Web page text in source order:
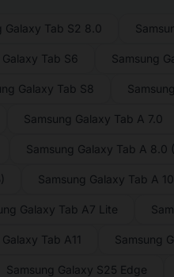
Galaxy Tab S2 8.0
Tab S6 Samsung
Galaxy Tab S8
Samsung Galaxy Tab A 7.0
Samsung Galaxy Tab A 8.0
Samsung Galaxy Tab A
Galaxy Tab A7 Lite
Tab A11 Samsung
Samsung Galaxy S25 Edge